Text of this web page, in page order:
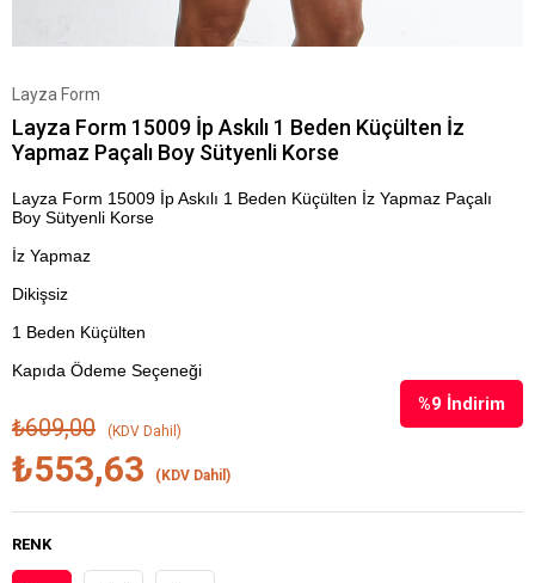
Layza Form
Layza Form 15009 İp Askılı 1 Beden Küçülten İz
Yapmaz Paçalı Boy Sütyenli Korse
Layza Form 15009 İp Askılı 1 Beden Küçülten İz Yapmaz Paçalı
Boy Sütyenli Korse
İz Yapmaz
Dikişsiz
1 Beden Küçülten
Kapıda Ödeme Seçeneği
%9 İndirim
₺609,00 (KDV Dahil)
₺553,63 (KDV Dahil)
RENK